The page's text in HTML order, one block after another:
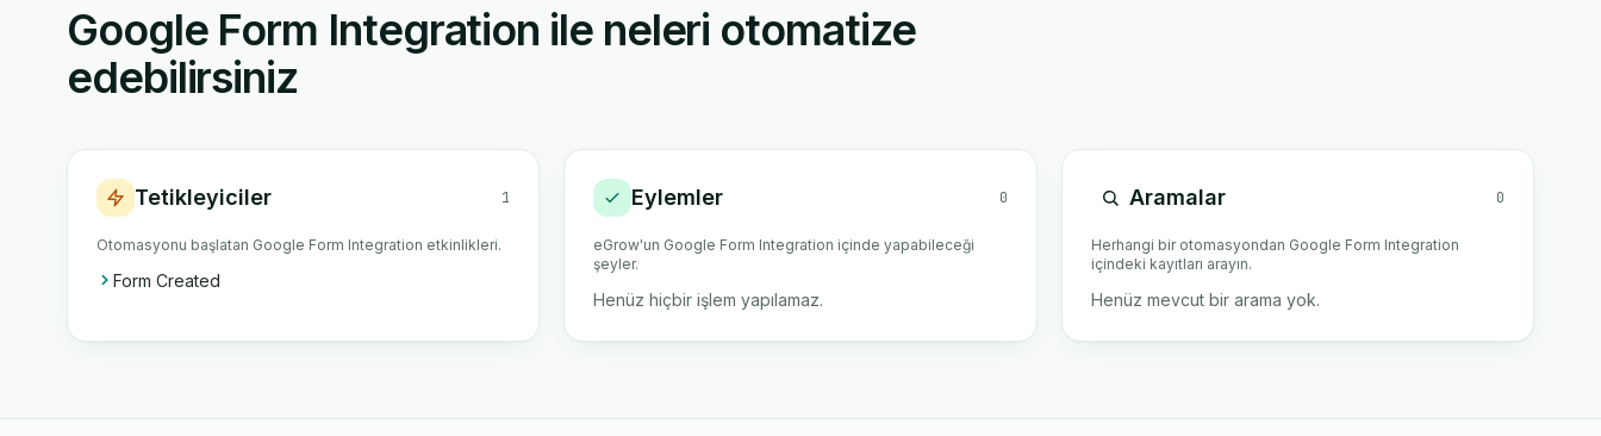
Google Form Integration ile neleri otomatize
edebilirsiniz
Tetikleyiciler 1
Otomasyonu başlatan Google Form Integration etkinlikleri.
Form Created
Eylemler 0
eGrow'un Google Form Integration içinde yapabileceği
şeyler.
Henüz hiçbir işlem yapılamaz.
Aramalar 0
Herhangi bir otomasyondan Google Form Integration
içindeki kayıtları arayın.
Henüz mevcut bir arama yok.